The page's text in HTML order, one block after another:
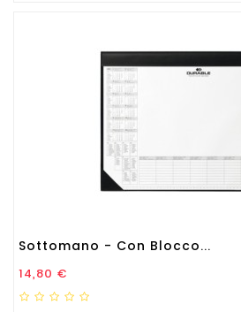
Sottomano - Con Blocco...
Prezzo
14,80 €